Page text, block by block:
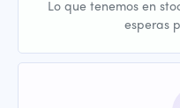
Lo que tenemos en
esperas